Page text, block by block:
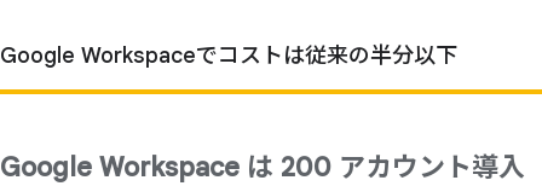
Google Workspaceでコストは従来の半分以下
Google Workspace は 200 アカウント導入